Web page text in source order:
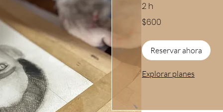
2 h
600
pesos
$600
Reservar ahora
Explorar planes